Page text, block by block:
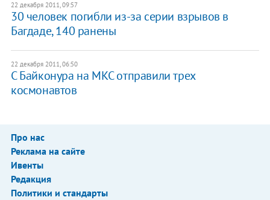
22 декабря 2011, 09:57
30 человек погибли из-за серии взрывов в
Багдаде, 140 ранены
22 декабря 2011, 06:50
С Байконура на МКС отправили трех
космонавтов
Про нас
Реклама на сайте
Ивенты
Редакция
Политики и стандарты